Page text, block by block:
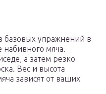
базовых упражнений в
мяча.
а затем резко
Вес и высота
зависят от ваших